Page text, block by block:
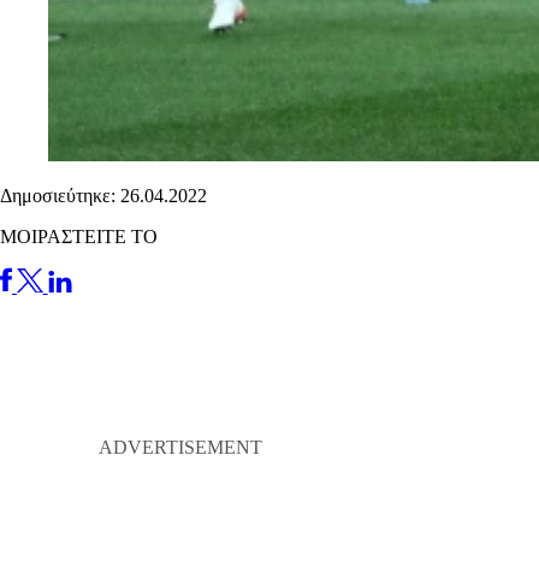
Δημοσιεύτηκε: 26.04.2022
ΜΟΙΡΑΣΤΕΙΤΕ ΤΟ